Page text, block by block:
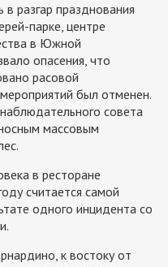
в разгар празднования
парке, центре
в Южной
опасения, что
расовой
был отменен.
совета
массовым
в ресторане
считается самой
одного инцидента со
к востоку от